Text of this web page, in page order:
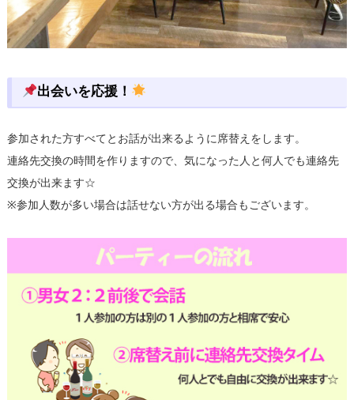
出会いを応援！
参加された方すべてとお話が出来るように席替えをします。
連絡先交換の時間を作りますので、気になった人と何人でも連絡先
交換が出来ます☆
※参加人数が多い場合は話せない方が出る場合もございます。